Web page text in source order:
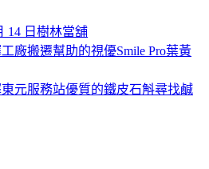
14 日 類
樹林當舖
廠搬遷幫助的視優Smile Pro葉黃
元服務站優質的鐵皮石斛尋找鹹